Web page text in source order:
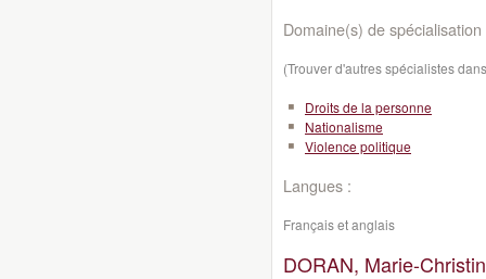
Domaine(s) de spécialisation
(Trouver d'autres spécialistes
Droits de la personne
Nationalisme
Violence politique
Langues :
Français et anglais
DORAN, Marie-